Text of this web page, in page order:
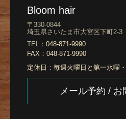
Bloom hair
〒330-0844
埼玉県さいたま市大宮区下町2-
TEL： 048-871-9990
FAX： 048-871-9990
定休日： 毎週火曜日と第一水曜
メール予約 / お